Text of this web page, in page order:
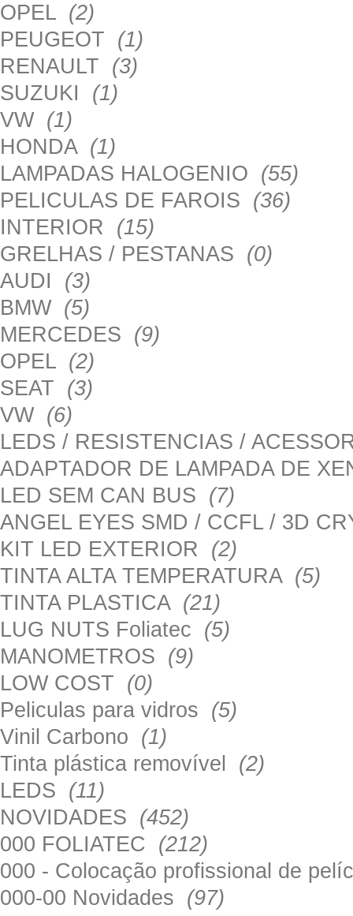
OPEL (2)
PEUGEOT (1)
RENAULT (3)
SUZUKI (1)
VW (1)
HONDA (1)
LAMPADAS HALOGENIO (55)
PELICULAS DE FAROIS (36)
INTERIOR (15)
GRELHAS / PESTANAS (0)
AUDI (3)
BMW (5)
MERCEDES (9)
OPEL (2)
SEAT (3)
VW (6)
LEDS / RESISTENCIAS /
ADAPTADOR DE LAMPADA DE
LED SEM CAN BUS (7)
ANGEL EYES SMD / CCFL / 3D
KIT LED EXTERIOR (2)
TINTA ALTA TEMPERATURA (5)
TINTA PLASTICA (21)
LUG NUTS Foliatec (5)
MANOMETROS (9)
LOW COST (0)
Peliculas para vidros (5)
Vinil Carbono (1)
Tinta plástica removível (2)
LEDS (11)
NOVIDADES (452)
000 FOLIATEC (212)
000 - Colocação profissional de
000-00 Novidades (97)